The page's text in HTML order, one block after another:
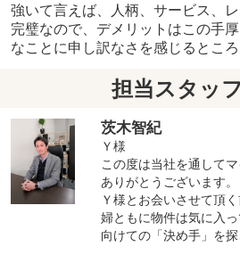
強いて言えば、人柄、サービス、
完璧なので、デメリットはこの手
なことに申し訳なさを感じるところ
担当スタッ
茨木智紀
Ｙ様
この度は当社を通して
ありがとうございます。
Ｙ様とお会いさせて頂
婦ともに物件は気に入
向けての「決め手」を